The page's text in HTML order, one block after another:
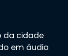
da cidade
em áudio